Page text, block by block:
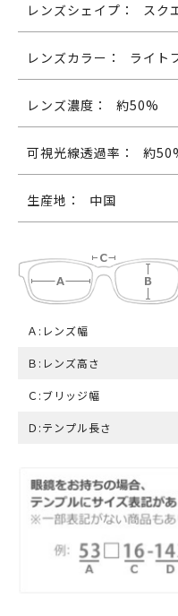
レンズシェイプ： スク
レンズカラー： ライト
レンズ濃度： 約50%
可視光線透過率： 約
生産地： 中国
Ａ:レンズ幅
Ｂ:レンズ高さ
Ｃ:ブリッジ幅
Ｄ:テンプル長さ